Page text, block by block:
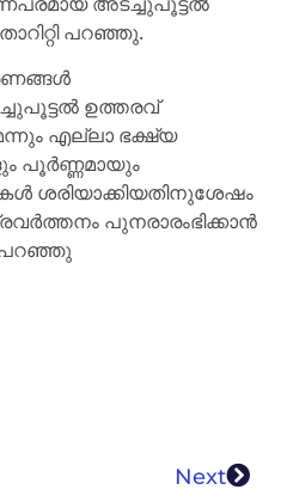
പറഞ്ഞു.
ഉത്തരവ്
എല്ലാ ഭക്ഷ്യ
പൂർണ്ണമായും
ശരിയാക്കിയതിനുശേഷം
പുനരാരംഭിക്കാൻ
പറഞ്ഞു
Next